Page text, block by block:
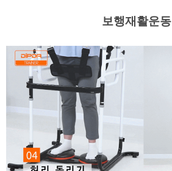
보행재활운동